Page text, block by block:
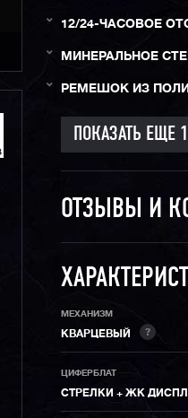
12/24-ЧАСОВОЕ
МИНЕРАЛЬНОЕ
РЕМЕШОК ИЗ
ОТЗЫВЫ И
МЕХАНИЗМ
КВАРЦЕВЫЙ ?
ЦИФЕРБЛАТ
СТРЕЛКИ + ЖК